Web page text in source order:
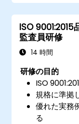
ISO
監査員研修
14 時間
研修の目的
ISO
規格に準拠
優れた実務
る